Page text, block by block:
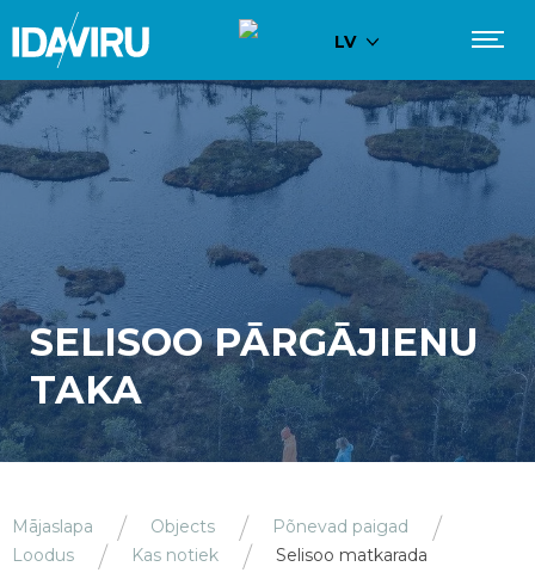
LV
SELISOO PĀRGĀJIENU
TAKA
Mājaslapa Objects
Põnevad paigad
Loodus
Kas notiek Selisoo matkarada